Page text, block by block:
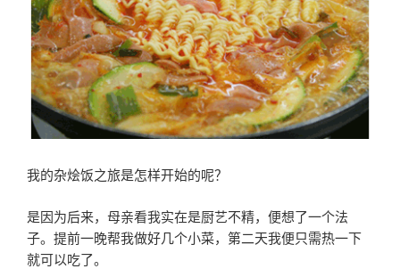
我的杂烩饭之旅是怎样开始的呢？
是因为后来，母亲看我实在是厨艺不精，便想了一个法
子。提前一晚帮我做好几个小菜，第二天我便只需热一下
就可以吃了。